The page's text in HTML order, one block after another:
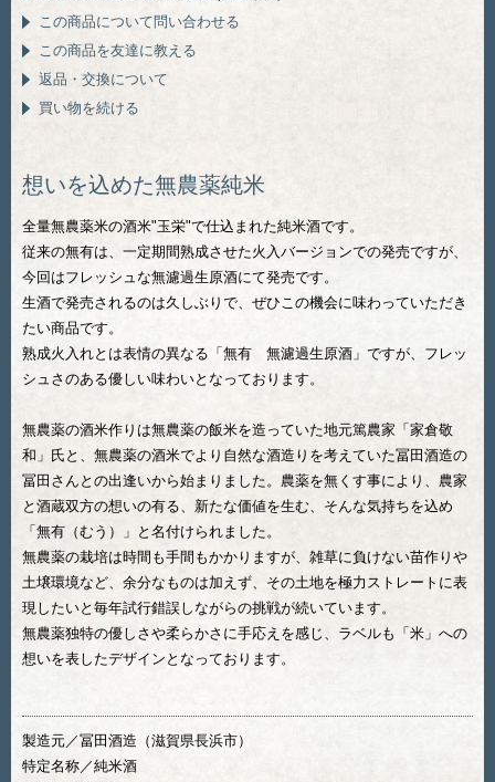
この商品について問い合わせる
この商品を友達に教える
返品・交換について
買い物を続ける
想いを込めた無農薬純米
全量無農薬米の酒米"玉栄"で仕込まれた純米酒です。
従来の無有は、一定期間熟成させた火入バージョンでの発売ですが、
今回はフレッシュな無濾過生原酒にて発売です。
生酒で発売されるのは久しぶりで、ぜひこの機会に味わっていただき
たい商品です。
熟成火入れとは表情の異なる「無有 無濾過生原酒」ですが、フレッ
シュさのある優しい味わいとなっております。
無農薬の酒米作りは無農薬の飯米を造っていた地元篤農家「家倉敬
和」氏と、無農薬の酒米でより自然な酒造りを考えていた冨田酒造の
冨田さんとの出逢いから始まりました。農薬を無くす事により、農家
と酒蔵双方の想いの有る、新たな価値を生む、そんな気持ちを込め
「無有（むう）」と名付けられました。
無農薬の栽培は時間も手間もかかりますが、雑草に負けない苗作りや
土壌環境など、余分なものは加えず、その土地を極力ストレートに表
現したいと毎年試行錯誤しながらの挑戦が続いています。
無農薬独特の優しさや柔らかさに手応えを感じ、ラベルも「米」への
想いを表したデザインとなっております。
製造元／冨田酒造（滋賀県長浜市）
特定名称／純米酒